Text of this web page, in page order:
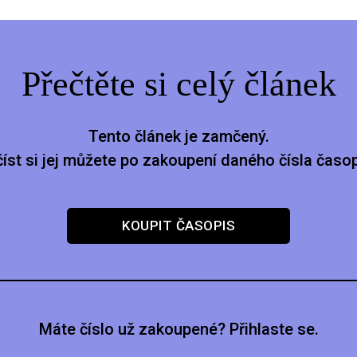
Přečtěte si celý článek
Tento článek je zamčený.
si jej můžete po zakoupení daného čísla
KOUPIT ČASOPIS
Máte číslo už zakoupené? Přihlaste se.